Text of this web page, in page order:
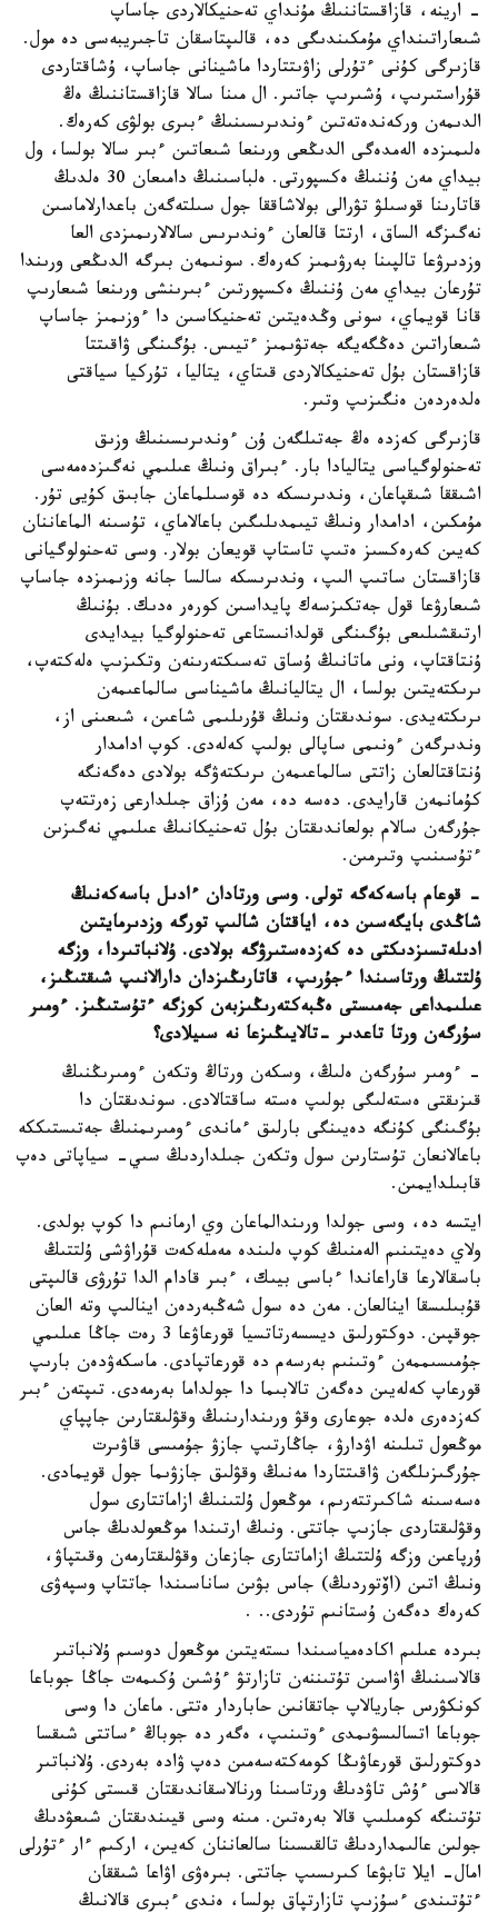
- ارينە، قازاقستاننىڭ مۇنداي تەحنيكالاردى جاساپ
شىعاراتىنداي مۇمكىندىگى دە، قالىپتاسقان تاجىريبەسى دە مول.
قازىرگى كۇنى ءتۇرلى زاۋىتتاردا ماشينانى جاساپ، ۇشاقتاردى
قۇراستىرىپ، ۇشىرىپ جاتىر. ال مىنا سالا قازاقستاننىڭ ەڭ
الدىمەن وركەندەتەتىن ءوندىرىسىنىڭ ءبىرى بولۋى كەرەك.
ەلىمىزدە الەمدەگى الدىڭعى ورىنعا شىعاتىن ءبىر سالا بولسا، ول
بيداي مەن ۇننىڭ ەكسپورتى. ەلباسىنىڭ دامىعان 30 ەلدىڭ
قاتارىنا قوسىلۋ تۋرالى بولاشاققا جول سىلتەگەن باعدارلاماسىن
نەگىزگە الساق، ارتتا قالعان ءوندىرىس سالالارىمىزدى العا
وزدىرۋعا تالپىنا بەرۋىمىز كەرەك. سونىمەن بىرگە الدىڭعى ورىندا
تۇرعان بيداي مەن ۇننىڭ ەكسپورتىن ءبىرىنشى ورىنعا شىعارىپ
قانا قويماي، سونى وڭدەيتىن تەحنيكاسىن دا ءوزىمىز جاساپ
شىعاراتىن دەڭگەيگە جەتۋىمىز ءتيىس. بۇگىنگى ۋاقىتتا
قازاقستان بۇل تەحنيكالاردى قىتاي، يتاليا، تۇركيا سياقتى
ەلدەردەن ەنگىزىپ وتىر.
قازىرگى كەزدە ەڭ جەتىلگەن ۇن ءوندىرىسىنىڭ وزىق
تەحنولوگياسى يتاليادا بار. ءبىراق ونىڭ عىلىمي نەگىزدەمەسى
اشىققا شىقپاعان، وندىرىسكە دە قوسىلماعان جابىق كۇيى تۇر.
مۇمكىن، ادامدار ونىڭ تيىمدىلىگىن باعالاماي، تۇسىنە الماعاننان
كەيىن كەرەكسىز ەتىپ تاستاپ قويعان بولار. وسى تەحنولوگيانى
قازاقستان ساتىپ الىپ، وندىرىسكە سالسا جانە وزىمىزدە جاساپ
شىعارۋعا قول جەتكىزسەك پايداسىن كورەر ەدىك. بۇنىڭ
ارتىقشىلىعى بۇگىنگى قولدانىستاعى تەحنولوگيا بيدايدى
ۇنتاقتاپ، ونى ماتانىڭ ۇساق تەسىكتەرىنەن وتكىزىپ ەلەكتەپ،
ىرىكتەيتىن بولسا، ال يتاليانىڭ ماشيناسى سالماعىمەن
ىرىكتەيدى. سوندىقتان ونىڭ قۇرىلىمى شاعىن، شىعىنى از،
وندىرگەن ءونىمى ساپالى بولىپ كەلەدى. كوپ ادامدار
ۇنتاقتالعان زاتتى سالماعىمەن ىرىكتەۋگە بولادى دەگەنگە
كۇمانمەن قارايدى. دەسە دە، مەن ۇزاق جىلدارعى زەرتتەپ
جۇرگەن سالام بولعاندىقتان بۇل تەحنيكانىڭ عىلىمي نەگىزىن
ءتۇسىنىپ وتىرمىن.
- قوعام باسەكەگە تولى. وسى ورتادان ءادىل باسەكەنىڭ
شاڭدى بايگەسىن دە، اياقتان شالىپ تورگە وزدىرمايتىن
ادىلەتسىزدىكتى دە كەزدەستىرۋگە بولادى. ۇلانباتىردا، وزگە
ۇلتتىڭ ورتاسىندا ءجۇرىپ، قاتارىڭىزدان دارالانىپ شىقتىڭىز،
عىلىمداعى جەمىستى ەڭبەكتەرىڭىزبەن كوزگە ءتۇستىڭىز. ءومىر
سۇرگەن ورتا تاعدىر -تالايىڭىزعا نە سىيلادى؟
- ءومىر سۇرگەن ەلىڭ، وسكەن ورتاڭ وتكەن ءومىرىڭنىڭ
قىزىقتى ەستەلىگى بولىپ ەستە ساقتالادى. سوندىقتان دا
بۇگىنگى كۇنگە دەيىنگى بارلىق ءماندى ءومىرىمنىڭ جەتىستىككە
باعالانعان تۇستارىن سول وتكەن جىلداردىڭ سىي- سياپاتى دەپ
قابىلدايمىن.
ايتسە دە، وسى جولدا ورىندالماعان وي ارمانىم دا كوپ بولدى.
ولاي دەيتىنىم الەمنىڭ كوپ ەلىندە مەملەكەت قۇراۋشى ۇلتتىڭ
باسقالارعا قاراعاندا ءباسى بيىك، ءبىر قادام الدا تۇرۋى قالىپتى
قۇبىلىسقا اينالعان. مەن دە سول شەڭبەردەن اينالىپ وتە العان
جوقپىن. دوكتورلىق ديسسەرتاتسيا قورعاۋعا 3 رەت جاڭا عىلىمي
جۇمىسىممەن ءوتىنىم بەرسەم دە قورعاتپادى. ماسكەۋدەن بارىپ
قورعاپ كەلەيىن دەگەن تالابىما دا جولداما بەرمەدى. تىپتەن ءبىر
كەزدەرى ەلدە جوعارى وقۋ ورىندارىنىڭ وقۋلىقتارىن جاپپاي
موڭعول تىلىنە اۋدارۋ، جاڭارتىپ جازۋ جۇمىسى قاۋىرت
جۇرگىزىلگەن ۋاقىتتاردا مەنىڭ وقۋلىق جازۋىما جول قويمادى.
ەسەسىنە شاكىرتتەرىم، موڭعول ۇلتىنىڭ ازاماتتارى سول
وقۋلىقتاردى جازىپ جاتتى. ونىڭ ارتىندا موڭعولدىڭ جاس
ۇرپاعىن وزگە ۇلتتىڭ ازاماتتارى جازعان وقۋلىقتارمەن وقىتپاۋ،
ونىڭ اتىن (اۆتوردىڭ) جاس بۋىن ساناسىندا جاتتاپ وسپەۋى
كەرەك دەگەن ۇستانىم تۇردى.. .
بىردە عىلىم اكادەمياسىندا ىستەيتىن موڭعول دوسىم ۇلانباتىر
قالاسىنىڭ اۋاسىن تۇتىننەن تازارتۋ ءۇشىن ۇكىمەت جاڭا جوباعا
كونكۋرس جاريالاپ جاتقانىن حاباردار ەتتى. ماعان دا وسى
جوباعا اتسالىسۋىمدى ءوتىنىپ، ەگەر دە جوباڭ ءساتتى شىقسا
دوكتورلىق قورعاۋىڭا كومەكتەسەمىن دەپ ۋادە بەردى. ۇلانباتىر
قالاسى ءۇش تاۋدىڭ ورتاسىنا ورنالاسقاندىقتان قىستى كۇنى
تۇتىنگە كومىلىپ قالا بەرەتىن. مىنە وسى قيىندىقتان شىعۋدىڭ
جولىن عالىمداردىڭ تالقىسىنا سالعاننان كەيىن، اركىم ءار ءتۇرلى
امال- ايلا تابۋعا كىرىسىپ جاتتى. بىرەۋى اۋاعا شىققان
ءتۇتىندى ءسۇزىپ تازارتپاق بولسا، ەندى ءبىرى قالانىڭ